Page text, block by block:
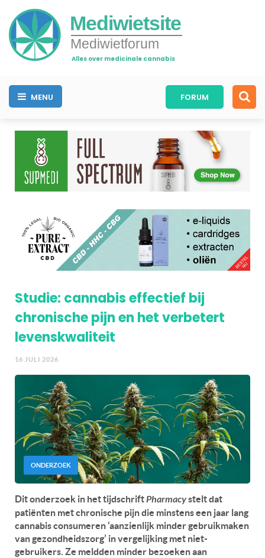
Mediwietsite
Mediwietforum
Alles over medicinale cannabis
MENU FORUM
Studie: cannabis effectief bij
chronische pijn en het verbetert
levenskwaliteit
16 JULI 2026
ONDERZOEK
Dit onderzoek in het tijdschriftPharmacystelt dat
patiënten met chronische pijn die minstens een jaar lang
cannabis consumeren ‘aanzienlijk minder gebruikmaken
van gezondheidszorg’ in vergelijking met niet-
gebruikers. Ze meldden minder bezoeken aan